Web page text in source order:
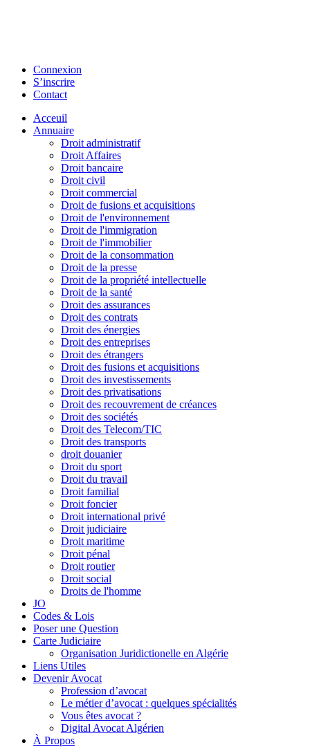
Connexion
S’inscrire
Contact
Acceuil
Annuaire
Droit administratif
Droit Affaires
Droit bancaire
Droit civil
Droit commercial
Droit de fusions et acquisitions
Droit de l'environnement
Droit de l'immigration
Droit de l'immobilier
Droit de la consommation
Droit de la presse
Droit de la propriété intellectuelle
Droit de la santé
Droit des assurances
Droit des contrats
Droit des énergies
Droit des entreprises
Droit des étrangers
Droit des fusions et acquisitions
Droit des investissements
Droit des privatisations
Droit des recouvrement de créances
Droit des sociétés
Droit des Telecom/TIC
Droit des transports
droit douanier
Droit du sport
Droit du travail
Droit familial
Droit foncier
Droit international privé
Droit judiciaire
Droit maritime
Droit pénal
Droit routier
Droit social
Droits de l'homme
JO
Codes & Lois
Poser une Question
Carte Judiciaire
Organisation Juridictionelle en Algérie
Liens Utiles
Devenir Avocat
Profession d’avocat
Le métier d’avocat : quelques spécialités
Vous êtes avocat ?
Digital Avocat Algérien
À Propos